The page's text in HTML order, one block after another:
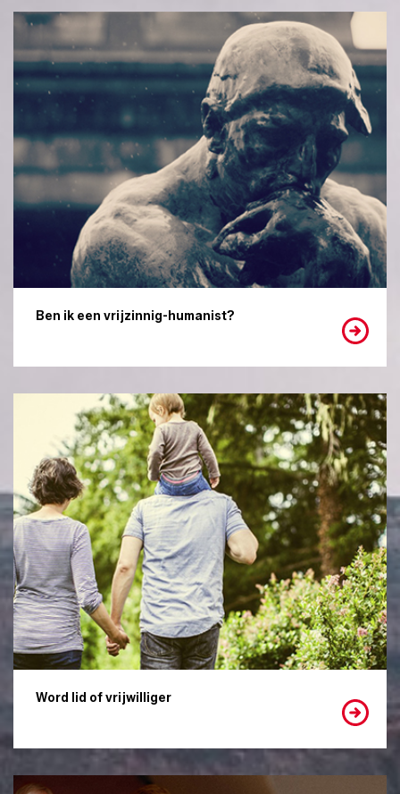
Ben ik een vrijzinnig-humanist?
Word lid of vrijwilliger